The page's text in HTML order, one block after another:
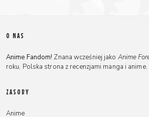
O NAS
Anime Fandom! Znana wcześniej jako Anime
roku, Polska strona z recenzjami manga i anime.
ZASOBY
Anime